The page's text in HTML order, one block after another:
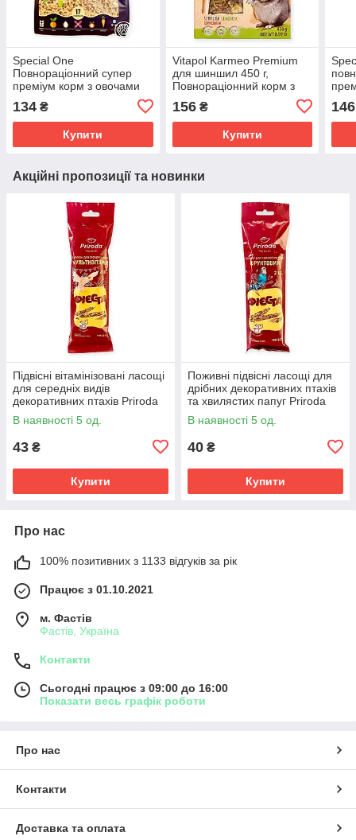
Special One
Повнораціонний супер
преміум корм з овочами
хвилястих папуг, 500 г
134 ₴
Купити
Vitapol Karmeo Premium
для шиншил 450 г,
Повнораціонний корм з
травами для дегу та
середніх гризунів
156₴
Купити
146
Акційні пропозиції та новинки
Підвісні вітамінізовані ласощі
для середніх видів
декоративних птахів Priroda
Фієста Колосок Мультивітамін
100г
В наявності 5 од.
43 ₴
Купити
Поживні підвісні ласощі для
дрібних декоративних птахів
та хвилястих папуг Priroda
Фієста Колосок Фруктовий
100г, збалансовані
В наявності 5 од.
40 ₴
Купити
Про нас
100% позитивних з 1133 відгуків за рік
Працює з 01.10.2021
м. Фастів
Фастів, Україна
Контакти
Сьогодні працює з 09:00 до 16:00
Показати весь графік роботи
Про нас
Контакти
Доставка та оплата